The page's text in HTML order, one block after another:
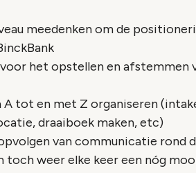
meedenken om de
het opstellen en afstemmen
A tot en met Z organiseren
draaiboek maken, etc)
van communicatie rond
toch weer elke keer een nóg